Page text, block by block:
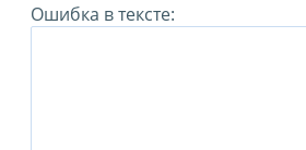
Ошибка в тексте: